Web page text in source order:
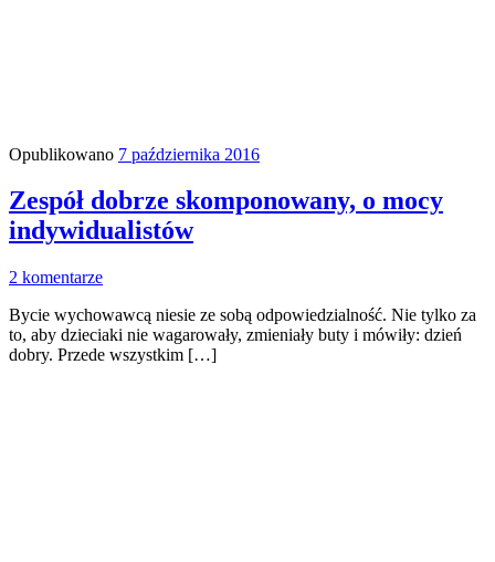
Opublikowano 7 października 2016
Zespół dobrze skomponowany, o mocy
indywidualistów
2 komentarze
Bycie wychowawcą niesie ze sobą odpowiedzialność. Nie tylko za
to, aby dzieciaki nie wagarowały, zmieniały buty i mówiły: dzień
dobry. Przede wszystkim […]